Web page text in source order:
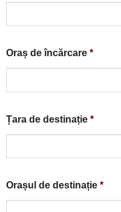
Oraș de încărcare *
Țara de destinație *
Orașul de destinație *